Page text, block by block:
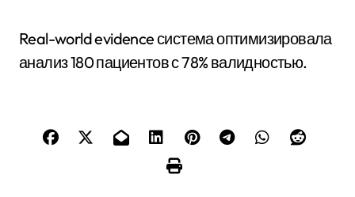
Real-world evidence система оптимизировала
анализ 180 пациентов с 78% валидностью.